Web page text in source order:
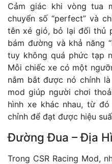
Cảm giác khi vòng tua
chuyển số “perfect” và
tên xé gió, bỏ lại đối thủ
bám đường và khả năng
tuy không quá phức tạp
Mỗi chiếc xe có một
nắm bắt được nó chính
mod giúp người chơi
hình xe khác nhau, từ
chỉnh để đạt được hiệu
Đường Đua – Địa
Trong CSR Racing Mod,